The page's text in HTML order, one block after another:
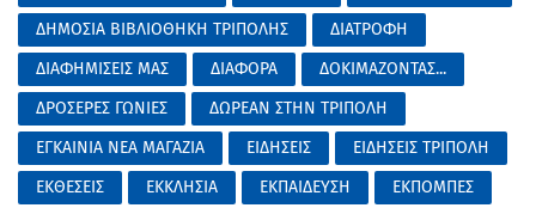
ΔΗΜΟΣΙΑ ΒΙΒΛΙΟΘΗΚΗ ΤΡΙΠΟΛΗΣ
ΔΙΑΤΡΟΦΗ
ΔΙΑΦΗΜΙΣΕΙΣ ΜΑΣ
ΔΙΑΦΟΡΑ
ΔΟΚΙΜΑΖΟΝΤΑΣ...
ΔΡΟΣΕΡΕΣ ΓΩΝΙΕΣ
ΔΩΡΕΑΝ ΣΤΗΝ ΤΡΙΠΟΛΗ
ΕΓΚΑΙΝΙΑ ΝΕΑ ΜΑΓΑΖΙΑ
ΕΙΔΗΣΕΙΣ
ΕΙΔΗΣΕΙΣ ΤΡΙΠΟΛΗ
ΕΚΘΕΣΕΙΣ
ΕΚΚΛΗΣΙΑ ΕΚΠΑΙΔΕΥΣΗ
ΕΚΠΟΜΠΕΣ